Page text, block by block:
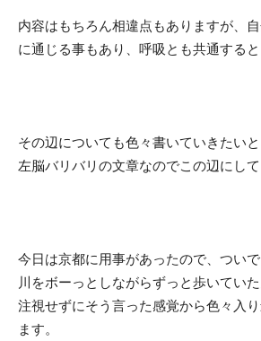
内容はもちろん相違点もありますが、
に通じる事もあり、呼吸とも共通すると
その辺についても色々書いていきたい
左脳バリバリの文章なのでこの辺にして
今日は京都に用事があったので、つい
川をボーっとしながらずっと歩いてい
注視せずにそう言った感覚から色々入
ます。